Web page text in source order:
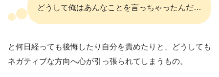
どうして俺はあんなことを言っちゃったんだ…
と何日経っても後悔したり自分を責めたりと、どうしても
ネガティブな方向へ心が引っ張られてしまうもの。